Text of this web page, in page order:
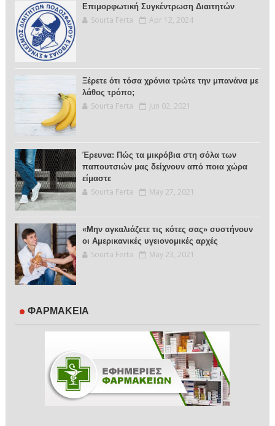
Επιμορφωτική Συγκέντρωση Διαιτητών
Sourta Ferta Apr 12, 2024
Ξέρετε ότι τόσα χρόνια τρώτε την μπανάνα με
λάθος τρόπο;
Sourta Ferta Jun 02, 2021
Έρευνα: Πώς τα μικρόβια στη σόλα των
παπουτσιών μας δείχνουν από ποια χώρα
είμαστε
Sourta Ferta May 27, 2021
«Μην αγκαλιάζετε τις κότες σας» συστήνουν
οι Αμερικανικές υγειονομικές αρχές
Sourta Ferta May 23, 2021
ΦΑΡΜΑΚΕΙΑ